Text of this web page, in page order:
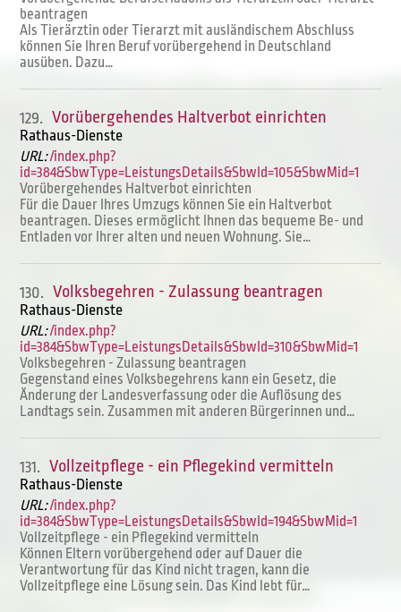
beantragen
Als Tierärztin oder Tierarzt mit ausländischem Abschluss
können Sie Ihren Beruf vorübergehend in Deutschland
ausüben. Dazu…
129. Vorübergehendes Haltverbot einrichten
Rathaus-Dienste
URL:/index.php?
id=384&SbwType=LeistungsDetails&SbwId=105&SbwMid=1
Vorübergehendes Haltverbot einrichten
Für die Dauer Ihres Umzugs können Sie ein Haltverbot
beantragen. Dieses ermöglicht Ihnen das bequeme Be- und
Entladen vor Ihrer alten und neuen Wohnung. Sie…
130. Volksbegehren - Zulassung beantragen
Rathaus-Dienste
URL:/index.php?
id=384&SbwType=LeistungsDetails&SbwId=310&SbwMid=1
Volksbegehren - Zulassung beantragen
Gegenstand eines Volksbegehrens kann ein Gesetz, die
Änderung der Landesverfassung oder die Auflösung des
Landtags sein. Zusammen mit anderen Bürgerinnen und…
131. Vollzeitpflege - ein Pflegekind vermitteln
Rathaus-Dienste
URL:/index.php?
id=384&SbwType=LeistungsDetails&SbwId=194&SbwMid=1
Vollzeitpflege - ein Pflegekind vermitteln
Können Eltern vorübergehend oder auf Dauer die
Verantwortung für das Kind nicht tragen, kann die
Vollzeitpflege eine Lösung sein. Das Kind lebt für…